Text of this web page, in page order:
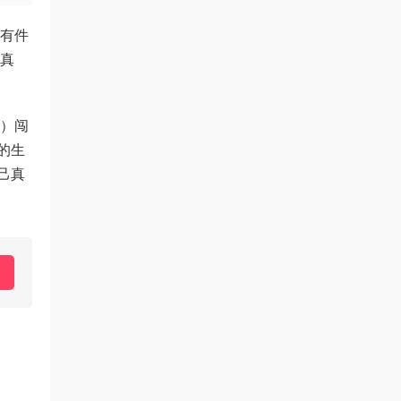
件
闯
生
真